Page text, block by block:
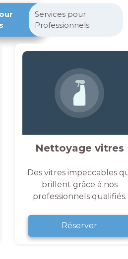
Services pour
Professionnels
Nettoyage vitres
Des vitres impeccables
brillent grâce à nos
professionnels qualifiés.
Réserver